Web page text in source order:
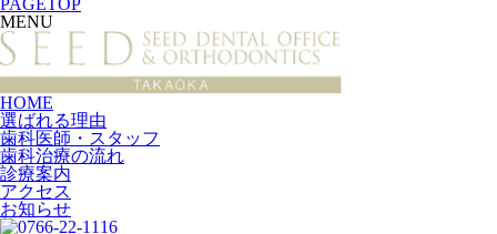
PAGETOP
MENU
HOME
選ばれる理由
歯科医師・スタッフ
歯科治療の流れ
診療案内
アクセス
お知らせ